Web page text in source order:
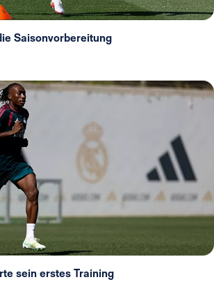
Saisonvorbereitung
sein erstes Training